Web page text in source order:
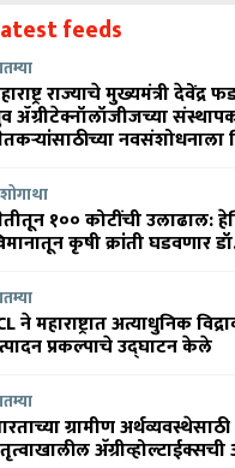
feeds
राज्याचे मुख्यमंत्री देवेंद्र
ॲग्रीटेक्नॉलॉजीजच्या
१०० कोटींची उलाढाल:
कृषी क्रांती घडवणार डॉ.
ने महाराष्ट्रात अत्याधुनिक
प्रकल्पाचे उद्घाटन केले
ग्रामीण